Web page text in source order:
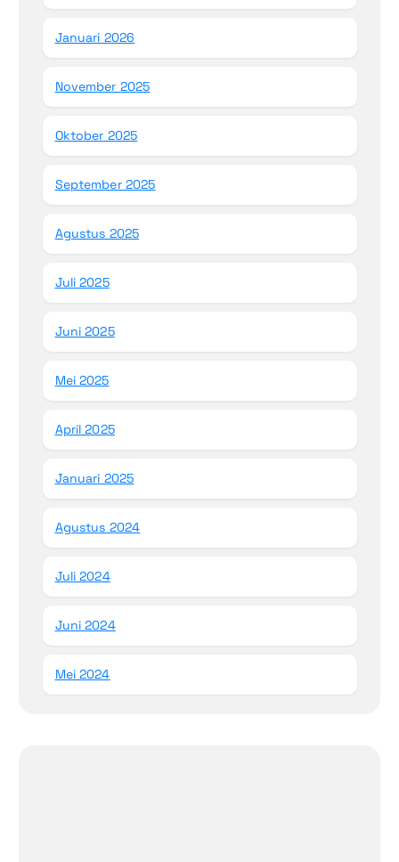
Januari 2026
November 2025
Oktober 2025
September 2025
Agustus 2025
Juli 2025
Juni 2025
Mei 2025
April 2025
Januari 2025
Agustus 2024
Juli 2024
Juni 2024
Mei 2024